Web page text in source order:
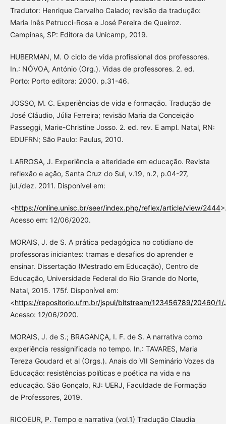
Tradutor: Henrique Carvalho Calado; revisão da tradução:
Maria Inês Petrucci-Rosa e José Pereira de Queiroz.
Campinas, SP: Editora da Unicamp, 2019.
HUBERMAN, M. O ciclo de vida profissional dos professores.
In.: NÓVOA, António (Org.). Vidas de professores. 2. ed.
Porto: Porto editora: 2000. p.31-46.
JOSSO, M. C. Experiências de vida e formação. Tradução de
José Cláudio, Júlia Ferreira; revisão Maria da Conceição
Passeggi, Marie-Christine Josso. 2. ed. rev. E ampl. Natal, RN:
EDUFRN; São Paulo: Paulus, 2010.
LARROSA, J. Experiência e alteridade em educação. Revista
reflexão e ação, Santa Cruz do Sul, v.19, n.2, p.04-27,
jul./dez. 2011. Disponível em:
<https://online.unisc.br/seer/index.php/reflex/article/view/2444
Acesso em: 12/06/2020.
MORAIS, J. de S. A prática pedagógica no cotidiano de
professoras iniciantes: tramas e desafios do aprender e
ensinar. Dissertação (Mestrado em Educação), Centro de
Educação, Universidade Federal do Rio Grande do Norte,
Natal, 2015. 175f. Disponível em:
<https://repositorio.ufrn.br/jspui/bitstream/123456789/20460/1/
Acesso: 12/06/2020.
MORAIS, J. de S.; BRAGANÇA, I. F. de S. A narrativa como
experiência ressignificada no tempo. In.: TAVARES, Maria
Tereza Goudard et al (Orgs.). Anais do VII Seminário Vozes da
Educação: resistências políticas e poética na vida e na
educação. São Gonçalo, RJ: UERJ, Faculdade de Formação
de Professores, 2019.
RICOEUR, P. Tempo e narrativa (vol.1) Tradução Claudia